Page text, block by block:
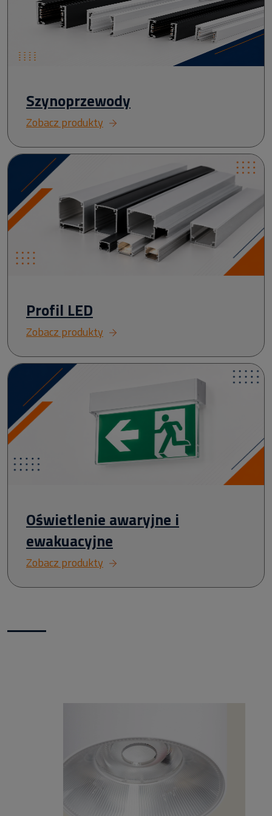
Szynoprzewody
Zobacz produkty
Profil LED
Zobacz produkty
Oświetlenie awaryjne i
ewakuacyjne
Zobacz produkty